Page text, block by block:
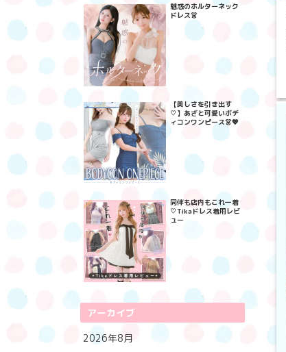
魅惑のホルターネック
ドレス👗
【美しさを引き出す
♡】あざと可愛いボデ
ィコンワンピース👗💖
同伴も店内もこれ一着
♡Tikaドレス着用レビ
ュー
アーカイブ
2026年8月